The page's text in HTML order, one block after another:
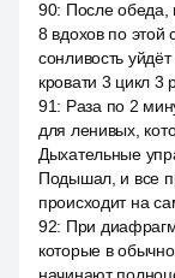
90: После обеда,
8 вдохов по этой
сонливость
кровати 3 цикл 3
91: Раза по 2
для ленивых,
Дыхательные
Подышал, и все
происходит на
92: При
которые в